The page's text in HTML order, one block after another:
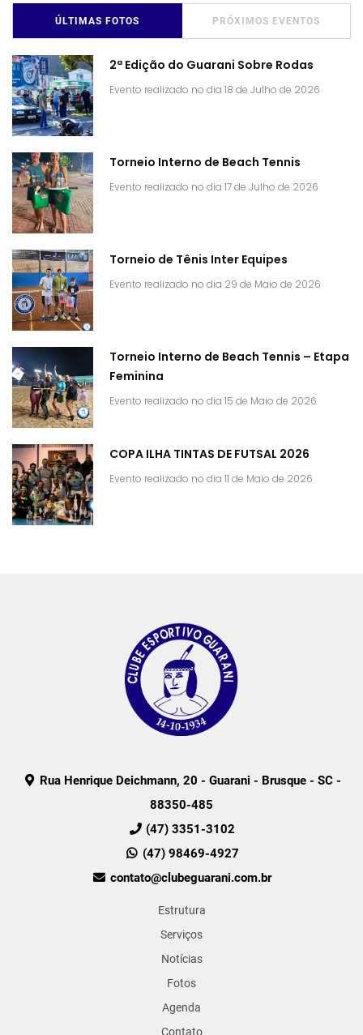
ÚLTIMAS FOTOS PRÓXIMOS EVENTOS
2ª Edição do Guarani Sobre Rodas
Evento realizado no dia 18 de Julho de 2026
Torneio Interno de Beach Tennis
Evento realizado no dia 17 de Julho de 2026
Torneio de Tênis Inter Equipes
Evento realizado no dia 29 de Maio de 2026
Torneio Interno de Beach Tennis – Etapa
Feminina
Evento realizado no dia 15 de Maio de 2026
COPA ILHA TINTAS DE FUTSAL 2026
Evento realizado no dia 11 de Maio de 2026
Rua Henrique Deichmann, 20 - Guarani - Brusque - SC -
88350-485
(47) 3351-3102
(47) 98469-4927
contato@clubeguarani.com.br
Estrutura
Serviços
Notícias
Fotos
Agenda
Contato